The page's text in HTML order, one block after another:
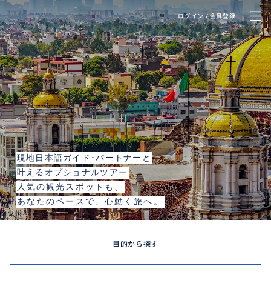
ログイン / 会員登録
Mexico City
メキシコシティ
現地日本語ガイド･パートナーと
叶えるオプショナルツアー
人気の観光スポットも、
あなたのペースで、心動く旅へ。
目的から探す